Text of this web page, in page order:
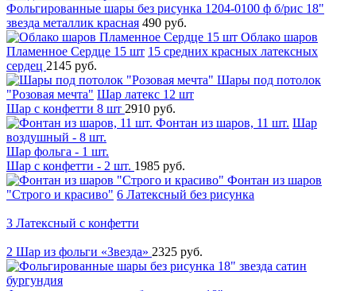
Фольгированные шары без рисунка 1204-0100 ф б/рис 18"
звезда металлик красная 490 руб.
Облако шаров
Пламенное Сердце 15 шт 15 средних красных латексных
сердец 2145 руб.
Шары под потолок
"Розовая мечта" Шар латекс 12 шт
Шар с конфетти 8 шт 2910 руб.
Фонтан из шаров, 11 шт. Шар
воздушный - 8 шт.
Шар фольга - 1 шт.
Шар с конфетти - 2 шт. 1985 руб.
Фонтан из шаров
"Строго и красиво" 6 Латексный без рисунка
3 Латексный с конфетти
2 Шар из фольги «Звезда» 2325 руб.